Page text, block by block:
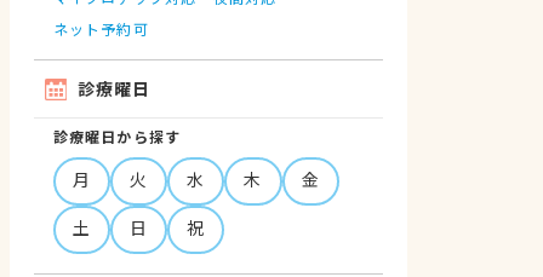
ネット予約可
診療曜日
診療曜日から探す
月 火 水 木
金
土
日 祝